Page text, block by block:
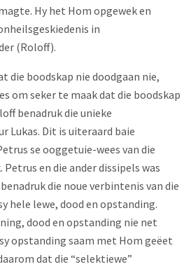
Hy het Hom opgewek en
in
(Roloff).
die boodskap nie doodgaan nie,
om seker te maak dat die boodskap
benadruk die unieke
Lukas. Dit is uiteraard baie
se ooggetuie-wees van die
en die ander dissipels was
die noue verbintenis van die
hele lewe, dood en opstanding.
dood en opstanding nie net
opstanding saam met Hom geëet
dat die “selektiewe”